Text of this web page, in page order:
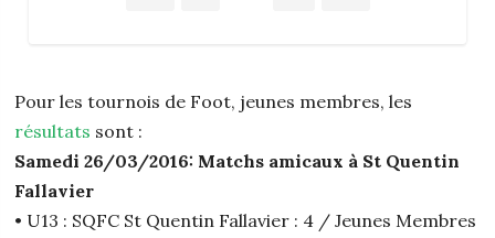
Pour les tournois de Foot, jeunes membres, les
résultats sont :
Samedi 26/03/2016: Matchs amicaux à St Quentin
Fallavier
• U13 : SQFC St Quentin Fallavier : 4 / Jeunes Membres